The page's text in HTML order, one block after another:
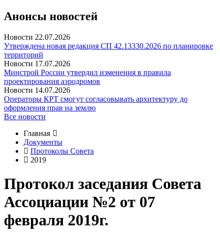
Анонсы новостей
Новости 22.07.2026
Утверждена новая редакция СП 42.13330.2026 по планировке
территорий
Новости 17.07.2026
Минстрой России утвердил изменения в правила
проектирования аэродромов
Новости 14.07.2026
Операторы КРТ смогут согласовывать архитектуру до
оформления прав на землю
Все новости
Главная
Документы
Протоколы Совета
2019
Протокол заседания Совета
Ассоциации №2 от 07
февраля 2019г.